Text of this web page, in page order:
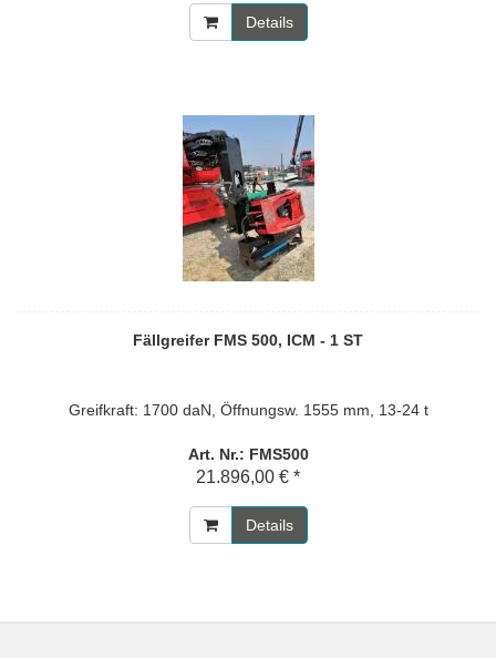
Details
Fällgreifer FMS 500, ICM - 1 ST
Greifkraft: 1700 daN, Öffnungsw. 1555 mm, 13-24 t
Art. Nr.: FMS500
21.896,00 € *
Details